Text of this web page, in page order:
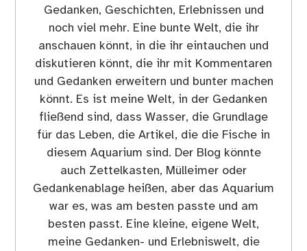
Gedanken, Geschichten, Erlebnissen und
noch viel mehr. Eine bunte Welt, die ihr
anschauen könnt, in die ihr eintauchen und
diskutieren könnt, die ihr mit Kommentaren
und Gedanken erweitern und bunter machen
könnt. Es ist meine Welt, in der Gedanken
fließend sind, dass Wasser, die Grundlage
für das Leben, die Artikel, die die Fische in
diesem Aquarium sind. Der Blog könnte
auch Zettelkasten, Mülleimer oder
Gedankenablage heißen, aber das Aquarium
war es, was am besten passte und am
besten passt. Eine kleine, eigene Welt,
meine Gedanken- und Erlebniswelt, die